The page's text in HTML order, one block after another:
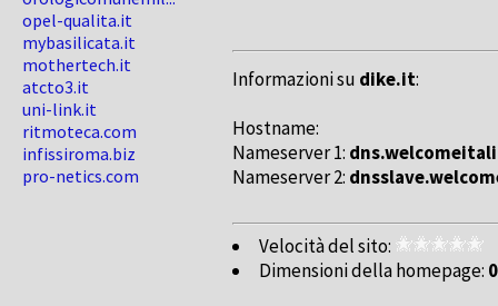
opel-qualita.it
mybasilicata.it
mothertech.it
atcto3.it
uni-link.it
ritmoteca.com
infissiroma.biz
pro-netics.com
Informazioni su dike.it:
Hostname:
Nameserver 1:
Nameserver 2:
Velocità del sito:
Dimensioni della homepage: 0